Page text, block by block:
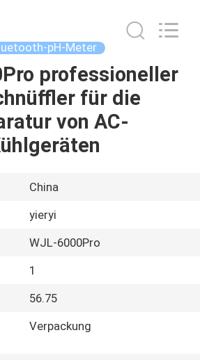
pH-Meter
professioneller
für die
von AC-
China
yieryi
WJL-6000Pro
1
56.75
Verpackung